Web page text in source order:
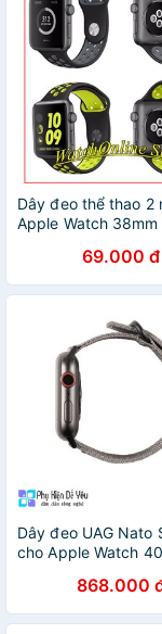
Dây đeo thể thao 2
Apple Watch 38mm
69.000 đ
Dây đeo UAG Nato
cho Apple Watch
Apple Watch SE
868.000